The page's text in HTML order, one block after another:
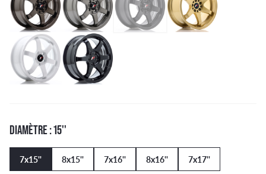
DIAMÈTRE : 15''
7x15'' 8x15'' 7x16'' 8x16'' 7x17''